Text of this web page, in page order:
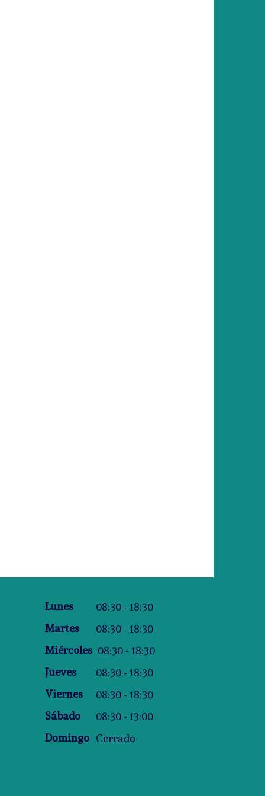
Lunes
08:30 - 18:30
Martes
08:30 - 18:30
Miércoles 08:30 - 18:30
Jueves
08:30 - 18:30
Viernes
08:30 - 18:30
Sábado
08:30 - 13:00
Domingo Cerrado